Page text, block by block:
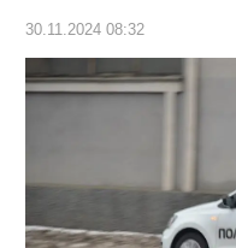
30.11.2024 08:32